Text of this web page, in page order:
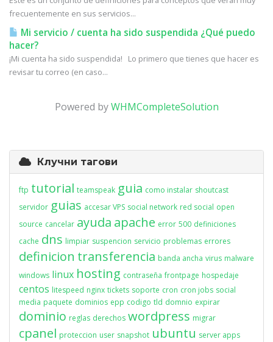
frecuentemente en sus servicios...
Mi servicio / cuenta ha sido suspendida ¿Qué puedo
hacer?
¡Mi cuenta ha sido suspendida! Lo primero que tienes que hacer es
revisar tu correo (en caso...
Powered byWHMCompleteSolution
Клучни тагови
ftp tutorial teamspeak guia como instalar shoutcast
servidor guias accesar VPS social network red social open
source cancelar ayuda apache error 500 definiciones
cache dns limpiar suspencion servicio problemas errores
definicion transferencia banda ancha virus malware
windows linux hosting contraseña frontpage hospedaje
centos litespeed nginx tickets soporte cron cron jobs social
media paquete dominios epp codigo tld domnio expirar
dominio reglas derechos wordpress migrar
cpanel proteccion user snapshot ubuntu server apps